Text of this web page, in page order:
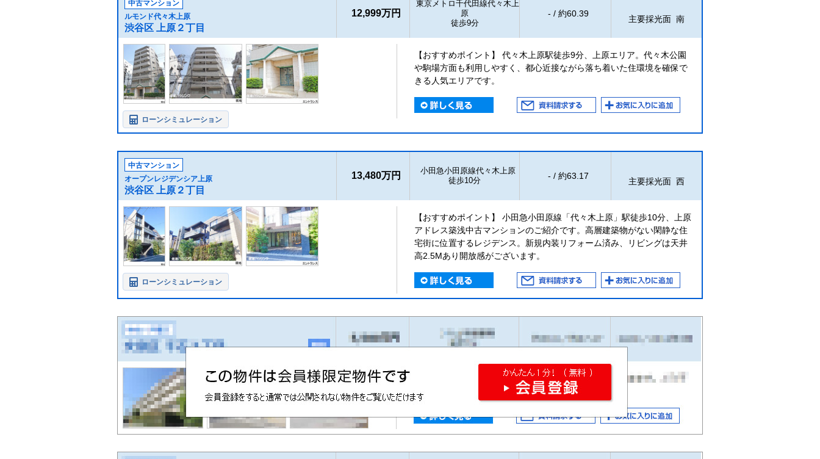
中古マンション
ルモンド代々木上原
渋谷区 上原２丁目
12,999万円
東京メトロ千代田線代々木上
原
徒歩9分
- / 約60.39
主要採光面 南
【おすすめポイント】 代々木上原駅徒歩9分、上原エリア。代々木公園
や駒場方面も利用しやすく、都心近接ながら落ち着いた住環境を確保で
きる人気エリアです。
ローンシミュレーション
中古マンション
オープンレジデンシア上原
渋谷区 上原２丁目
13,480万円
小田急小田原線代々木上原
徒歩10分
- / 約63.17
主要採光面 西
【おすすめポイント】 小田急小田原線「代々木上原」駅徒歩10分、上原
アドレス築浅中古マンションのご紹介です。高層建築物がない閑静な住
宅街に位置するレジデンス。新規内装リフォーム済み、リビングは天井
高2.5Mあり開放感がございます。
ローンシミュレーション